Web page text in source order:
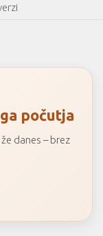
počutja
danes – brez